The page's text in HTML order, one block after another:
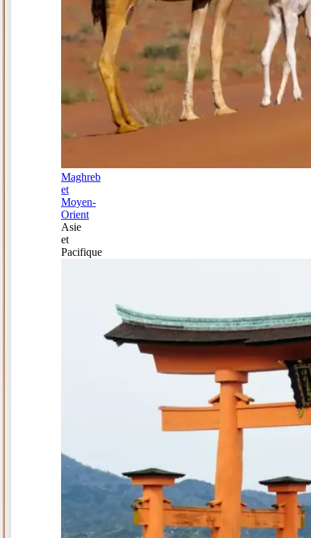
Maghreb
et
Moyen-
Orient
Asie
et
Pacifique